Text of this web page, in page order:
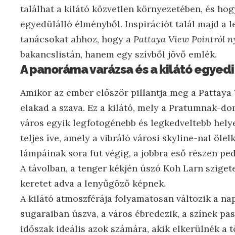
találhat a kilátó közvetlen környezetében, és
egyedülálló élményből. Inspirációt talál majd a
tanácsokat ahhoz, hogy a Pattaya View Pointról
bakancslistán, hanem egy szívből jövő emlék.
A panoráma varázsa és a kilátó
Amikor az ember először pillantja meg a
elakad a szava. Ez a kilátó, mely a Pratumnak-
város egyik legfotogénebb és legkedveltebb
teljes íve, amely a vibráló városi skyline-nal
lámpáinak sora fut végig, a jobbra eső részen
A távolban, a tenger kékjén úszó Koh Larn
keretet adva a lenyűgöző képnek.
A kilátó atmoszférája folyamatosan változik a
sugaraiban úszva, a város ébredezik, a színek
időszak ideális azok számára, akik elkerülnék a